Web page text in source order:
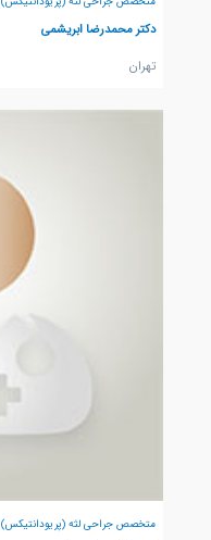
دکتر محمدرضا ابریشمی
تهران
متخصص جراحی لثه (پریودانتیکس)